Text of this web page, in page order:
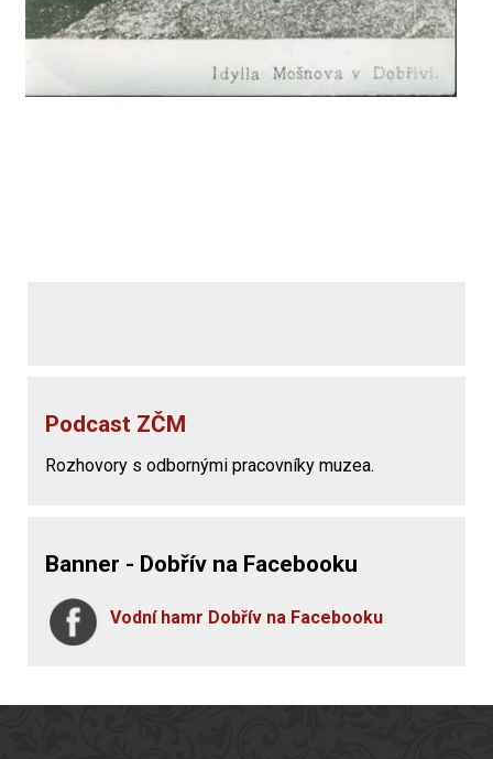
Podcast ZČM
Rozhovory s odbornými pracovníky muzea.
Banner - Dobřív na Facebooku
Vodní hamr Dobřív na Facebooku